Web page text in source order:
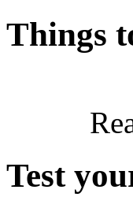
Things
Test